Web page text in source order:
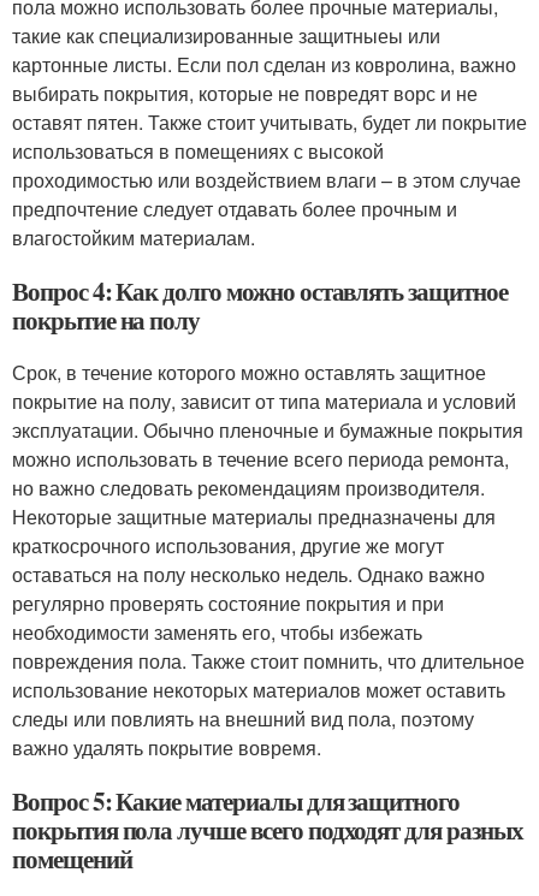
пола можно использовать более прочные материалы,
такие как специализированные защитныеы или
картонные листы. Если пол сделан из ковролина, важно
выбирать покрытия, которые не повредят ворс и не
оставят пятен. Также стоит учитывать, будет ли покрытие
использоваться в помещениях с высокой
проходимостью или воздействием влаги – в этом случае
предпочтение следует отдавать более прочным и
влагостойким материалам.
Вопрос 4: Как долго можно оставлять защитное
покрытие на полу
Срок, в течение которого можно оставлять защитное
покрытие на полу, зависит от типа материала и условий
эксплуатации. Обычно пленочные и бумажные покрытия
можно использовать в течение всего периода ремонта,
но важно следовать рекомендациям производителя.
Некоторые защитные материалы предназначены для
краткосрочного использования, другие же могут
оставаться на полу несколько недель. Однако важно
регулярно проверять состояние покрытия и при
необходимости заменять его, чтобы избежать
повреждения пола. Также стоит помнить, что длительное
использование некоторых материалов может оставить
следы или повлиять на внешний вид пола, поэтому
важно удалять покрытие вовремя.
Вопрос 5: Какие материалы для защитного
покрытия пола лучше всего подходят для разных
помещений